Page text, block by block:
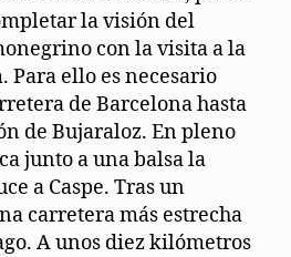
la visión del
con la visita a la
. Para ello es necesario
de Barcelona hasta
de Bujaraloz. En pleno
junto a una balsa la
a Caspe. Tras un
carretera más estrecha
A unos diez kilómetros